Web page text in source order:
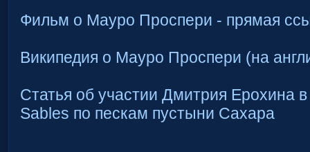
Фильм о Мауро Проспери - прямая
Википедия о Мауро Проспери (на
Статья об участии Дмитрия Ерохина
Sables по пескам пустыни Сахара